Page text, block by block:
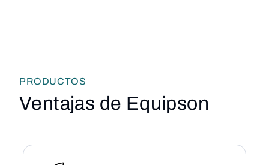
PRODUCTOS
Ventajas de Equipson